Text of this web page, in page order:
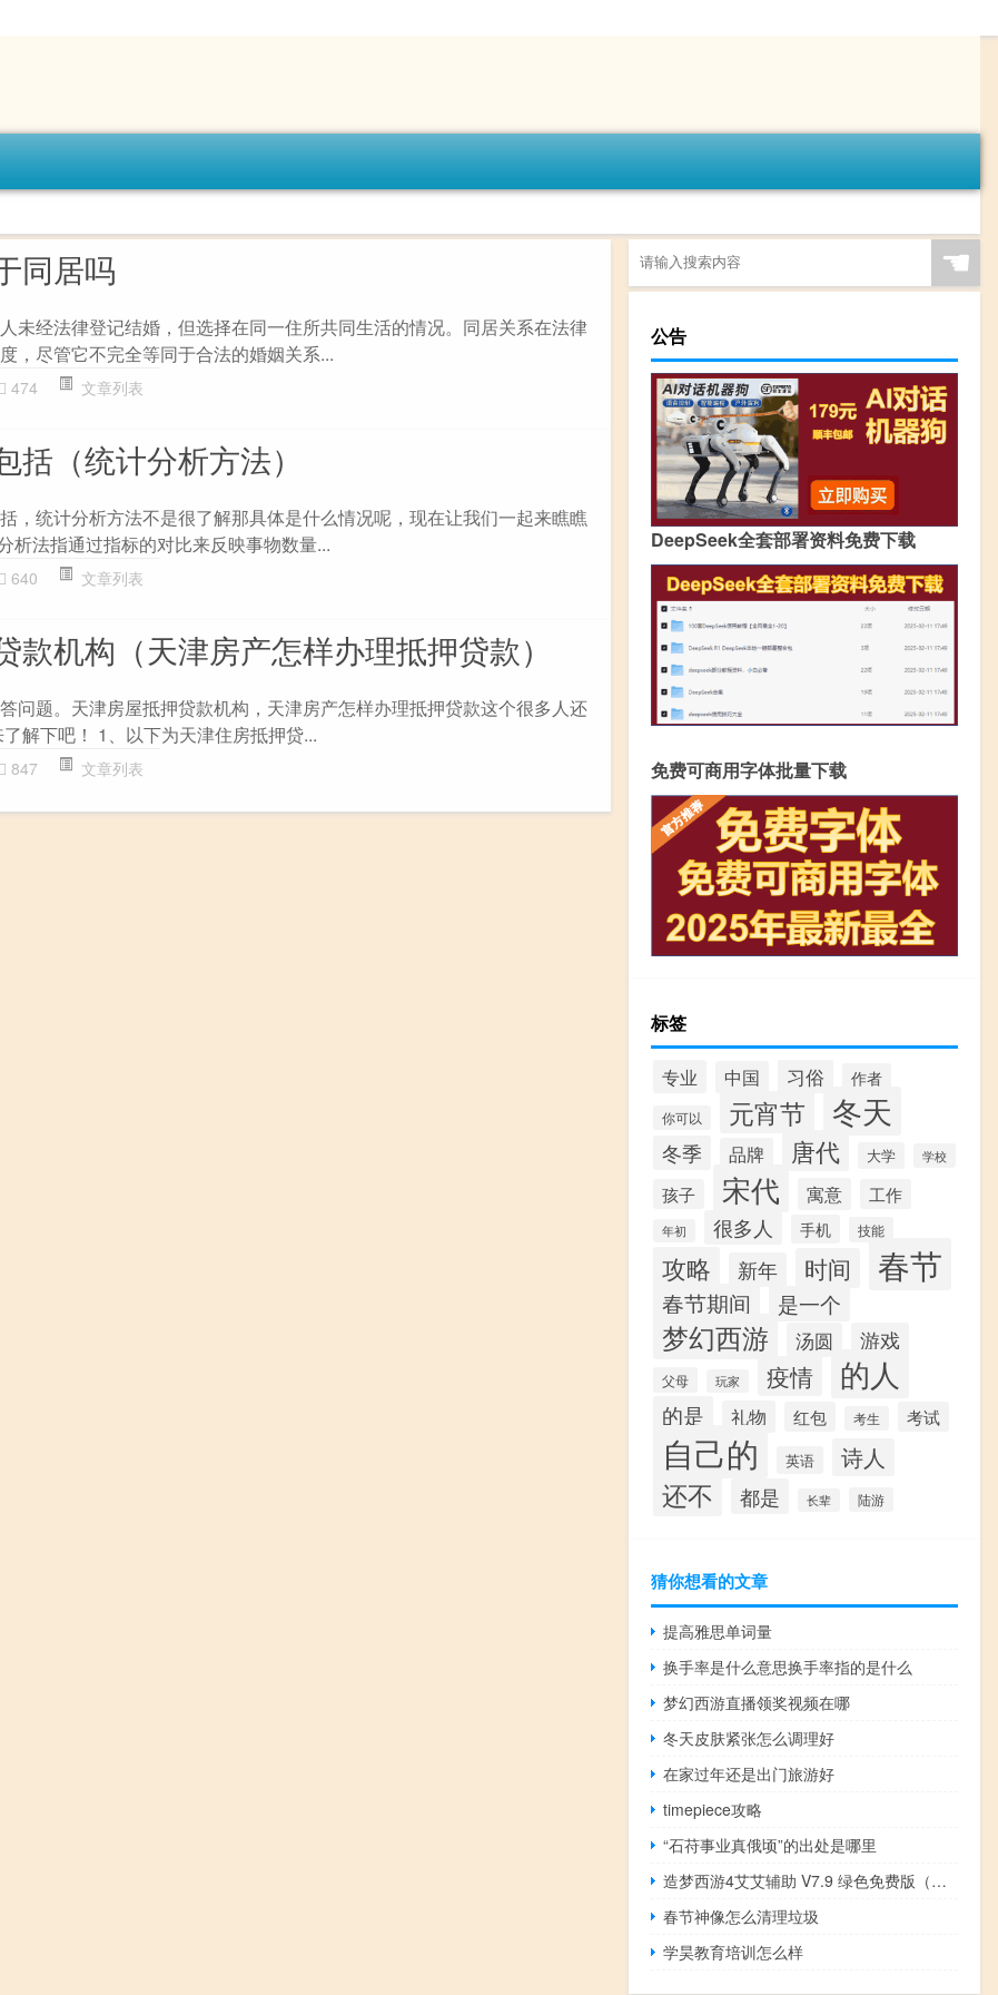
同居吗
未经法律登记结婚，但选择在同一住所共同生活的情况。同居关系在法律
，尽管它不完全等同于合法的婚姻关系...
474 文章列表
括（统计分析方法）
，统计分析方法不是很了解那具体是什么情况呢，现在让我们一起来瞧瞧
析法指通过指标的对比来反映事物数量...
640 文章列表
款机构（天津房产怎样办理抵押贷款）
问题。天津房屋抵押贷款机构，天津房产怎样办理抵押贷款这个很多人还
解下吧！ 1、以下为天津住房抵押贷...
847 文章列表
☚
公告
DeepSeek全套部署资料免费下载
免费可商用字体批量下载
标签
专业 中国 习俗 作者
你可以 元宵节 冬天
冬季 品牌 唐代 大学 学校
孩子 宋代 寓意 工作
年初 很多人 手机 技能
攻略 新年 时间 春节
春节期间 是一个
梦幻西游 汤圆 游戏
父母 玩家 疫情 的人
的是 礼物 红包 考生 考试
自己的 英语 诗人
还不 都是 长辈 陆游
猜你想看的文章
提高雅思单词量
换手率是什么意思换手率指的是什么
梦幻西游直播领奖视频在哪
冬天皮肤紧张怎么调理好
在家过年还是出门旅游好
timepiece攻略
“石苻事业真俄顷”的出处是哪里
造梦西游4艾艾辅助 V7.9 绿色免费版（造梦西游4艾艾辅助 V7.9 绿色免费版功能简介）
春节神像怎么清理垃圾
学昊教育培训怎么样